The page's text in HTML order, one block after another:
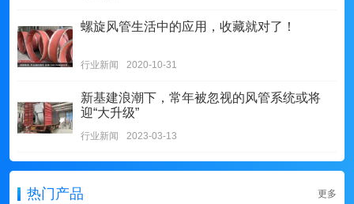
螺旋风管生活中的应用，收藏就对了！
行业新闻 2020-10-31
新基建浪潮下，常年被忽视的风管系统或将
迎“大升级”
行业新闻 2023-03-13
热门产品 更多